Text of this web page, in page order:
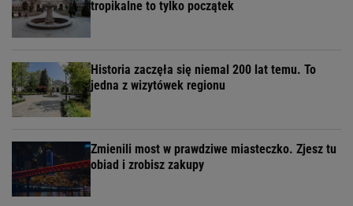
tropikalne to tylko początek
Historia zaczęła się niemal 200 lat temu. To
jedna z wizytówek regionu
Zmienili most w prawdziwe miasteczko. Zjesz tu
obiad i zrobisz zakupy